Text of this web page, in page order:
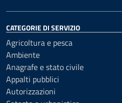
CATEGORIE DI SERVIZIO
Agricoltura e pesca
Ambiente
Anagrafe e stato civile
Appalti pubblici
Autorizzazioni